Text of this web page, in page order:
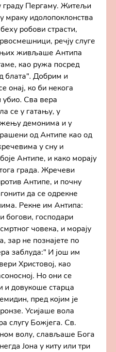
граду Пергаму. Житељи
мраку идолопоклонства
робови страсти,
речју слуге
њих живљаше Антипа
као ружа посред
блата". Добрим и
онај, ко би некога
Сва вера
се у гатању, у
демонима и у
од Антипе као од
у сну и
Антипе, и како морају
града. Жречеви
Антипе, и почну
да се одрекне
Рекне им Антипа:
богови, господари
човека, и морају
зар не познајете по
заблуда:" И још им
Христовој, као
Но они се
и довукоше старца
пред којим је
Усијаше вола
слугу Божјега. Св.
волу, слављаше Бога
Јона у киту или три